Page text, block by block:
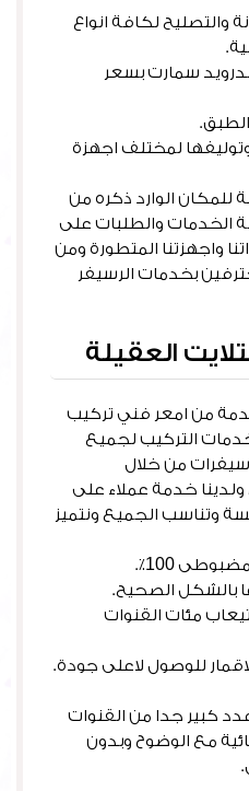
والتصليح لكافة انواع
سمارت بسعر
لمختلف اجهزة
الوارد ذكره من
الخدمات والطلبات على
واجهزتنا المتطورة ومن
بخدمات الرسيفر
العقيلة
من امعر فني تركيب
التركيب لجميع
من خلال
خدمة عملاء على
وتناسب الجميع ونتميز
100٪.
بالشكل الصحيح.
مئات القنوات
للوصول لاعلى جودة.
كبير جدا من القنوات
فضائية مع الوضوح وبدون